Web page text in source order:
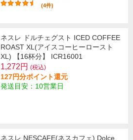
(4件)
ネスレ ドルチェグスト ICED COFFEE
ROAST XL(アイスコーヒーロースト
XL) 【16杯分】 ICR16001
1,272円 (税込)
127円分ポイント還元
発送目安：10営業日
ネスレ NESCAFE(ネスカフェ) Dolce